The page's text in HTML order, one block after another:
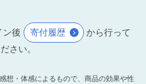
ン後 寄付履歴
から行って
さい。
想・体感によるもので、商品の効果や性